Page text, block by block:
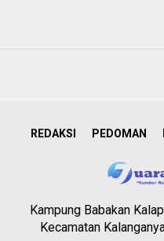
REDAKSI PEDOMAN
Kampung Babakan
Kecamatan